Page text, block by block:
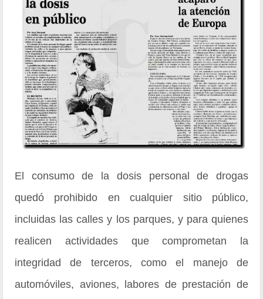
El consumo de la dosis personal de drogas
quedó prohibido en cualquier sitio público,
incluidas las calles y los parques, y para quienes
realicen actividades que comprometan la
integridad de terceros, como el manejo de
automóviles, aviones, labores de prestación de